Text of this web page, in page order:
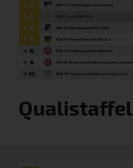
Qualistaffel